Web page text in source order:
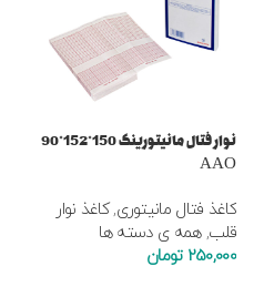
نوار فتال مانیتورینگ 150*152*90
AAO
کاغذ فتال مانیتوری,کاغذ نوار
قلب,همه ی دسته ها
250,000 تومان